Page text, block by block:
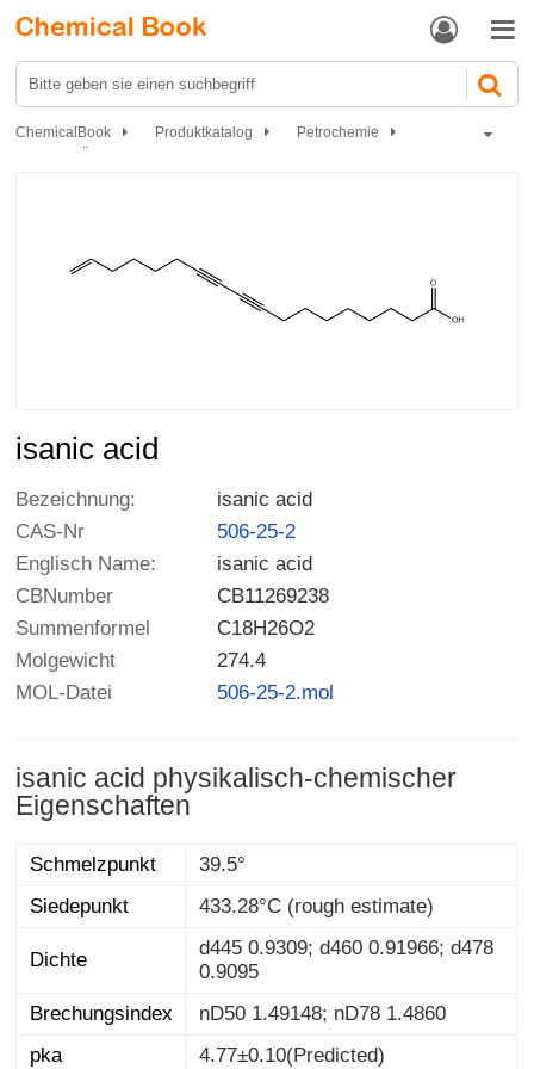
 
ChemicalBook Produktkatalog
Petrochemie
isanic acid
Bezeichnung:
isanic acid
CAS-Nr
506-25-2
Englisch Name:
isanic acid
CBNumber
CB11269238
Summenformel
C18H26O2
Molgewicht
274.4
MOL-Datei
506-25-2.mol
isanic acid physikalisch-chemischer
Eigenschaften
Schmelzpunkt
39.5°
Siedepunkt
433.28°C (rough estimate)
Dichte
d445 0.9309; d460 0.91966; d478
0.9095
Brechungsindex
nD50 1.49148; nD78 1.4860
pka
4.77±0.10(Predicted)